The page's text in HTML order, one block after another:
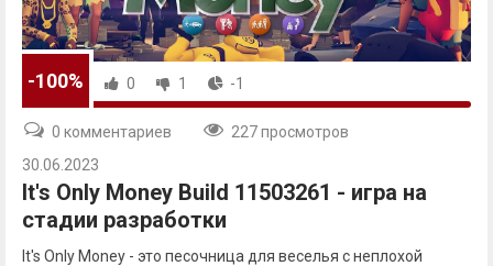
-100% 0 1 -1
0 комментариев
227 просмотров
30.06.2023
It's Only Money Build 11503261 - игра на
стадии разработки
It's Only Money - это песочница для веселья с неплохой